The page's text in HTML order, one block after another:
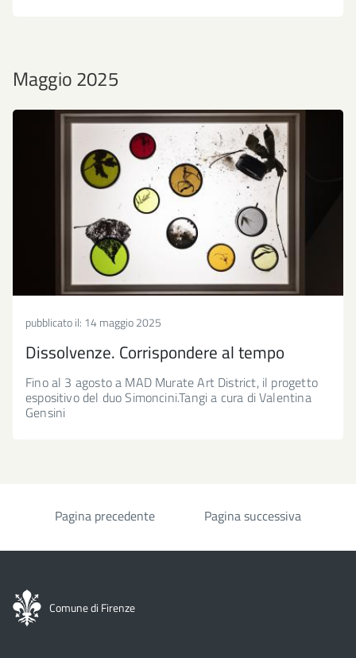
Maggio 2025
pubblicato il: 14 maggio 2025
Dissolvenze. Corrispondere al tempo
Fino al 3 agosto a MAD Murate Art District, il progetto
espositivo del duo Simoncini.Tangi a cura di Valentina
Gensini
Paginazione
Pagina precedente Pagina successiva
Comune di Firenze